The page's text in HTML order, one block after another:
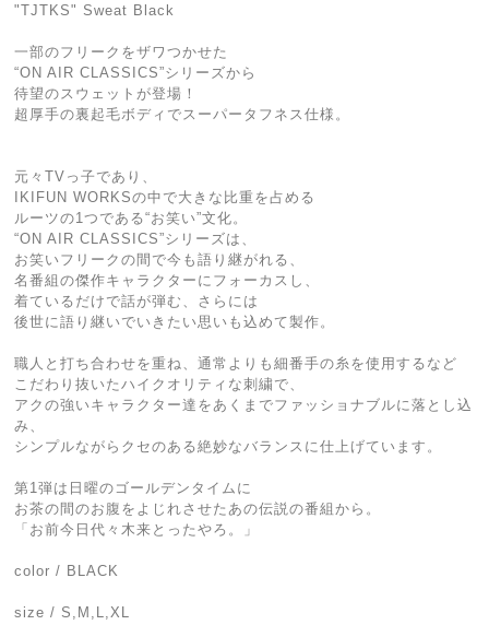
"TJTKS" Sweat Black
一部のフリークをザワつかせた
“ON AIR CLASSICS”シリーズから
待望のスウェットが登場！
超厚手の裏起毛ボディでスーパータフネス仕様。
元々TVっ子であり、
IKIFUN WORKSの中で大きな比重を占める
ルーツの1つである“お笑い”文化。
“ON AIR CLASSICS”シリーズは、
お笑いフリークの間で今も語り継がれる、
名番組の傑作キャラクターにフォーカスし、
着ているだけで話が弾む、さらには
後世に語り継いでいきたい思いも込めて製作。
職人と打ち合わせを重ね、通常よりも細番手の糸を使用するなど
こだわり抜いたハイクオリティな刺繍で、
アクの強いキャラクター達をあくまでファッショナブルに落とし込
み、
シンプルながらクセのある絶妙なバランスに仕上げています。
第1弾は日曜のゴールデンタイムに
お茶の間のお腹をよじれさせたあの伝説の番組から。
「お前今日代々木来とったやろ。」
color / BLACK
size / S,M,L,XL